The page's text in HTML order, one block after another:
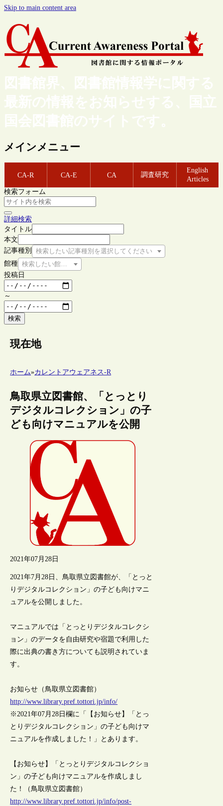
Skip to main content area
図書館界、図書館情報学に関する
最新の情報をお知らせする、国立
国会図書館のサイトです。
メインメニュー
CA-R CA-E CA 調査研究
English
Articles
検索フォーム
詳細検索
タイトル
本文
記事種別
検索したい記事種別を選択してください
館種 検索したい館種を選択してください
投稿日
～
検索
現在地
ホーム»カレントアウェアネス-R
鳥取県立図書館、「とっとり
デジタルコレクション」の子
ども向けマニュアルを公開
2021年07月28日
2021年7月28日、鳥取県立図書館が、「とっと
りデジタルコレクション」の子ども向けマニ
ュアルを公開しました。
マニュアルでは「とっとりデジタルコレクシ
ョン」のデータを自由研究や宿題で利用した
際に出典の書き方についても説明されていま
す。
お知らせ（鳥取県立図書館）
http://www.library.pref.tottori.jp/info/
※2021年07月28日欄に「【お知らせ】「とっ
とりデジタルコレクション」の子ども向けマ
ニュアルを作成しました！」とあります。
【お知らせ】「とっとりデジタルコレクショ
ン」の子ども向けマニュアルを作成しまし
た！（鳥取県立図書館）
http://www.library.pref.tottori.jp/info/post-